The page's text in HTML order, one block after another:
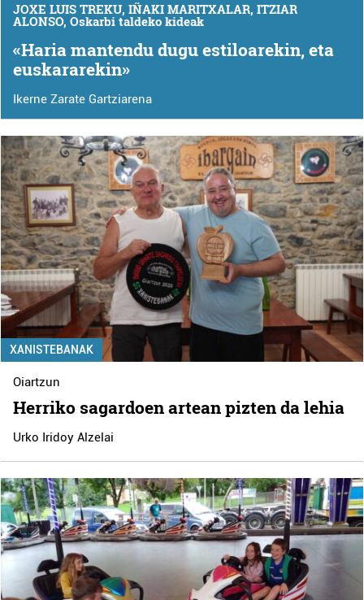
JOXE LUIS TREKU, IÑAKI MARITXALAR, ITZIAR
ALONSO, Oskarbi taldeko kideak
«Haria mantendu dugu estiloarekin, eta
euskararekin»
Ikerne Zarate Gartziarena
XANISTEBANAK
Oiartzun
Herriko sagardoen artean pizten da lehia
Urko Iridoy Alzelai